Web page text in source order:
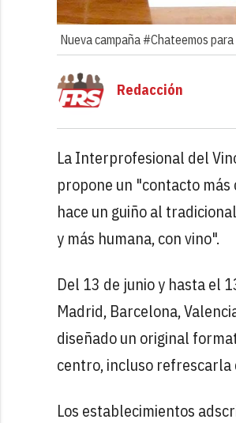
Nueva campaña #Chateemos
Redacción
La Interprofesional del
propone un "contacto más
hace un guiño al
y más humana, con vino".
Del 13 de junio y hasta el
Madrid, Barcelona,
diseñado un original
centro, incluso refrescarla
Los establecimientos